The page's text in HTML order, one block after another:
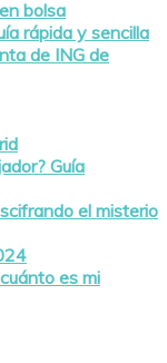
bolsa
rápida y sencilla
de ING de
Guía
el misterio
es mi